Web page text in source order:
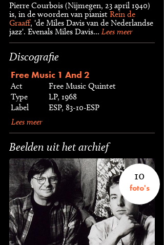
Pierre Courbois (Nijmegen, 23 april 1940)
is, in de woorden van pianist Rein de
Graaff, 'de Miles Davis van de Nederlandse
jazz'. Evenals Miles Davis... Lees meer
Discografie
Free Music 1 And 2
Act
Free Music Quintet
Type
LP, 1968
Label
ESP, 83-10-ESP
Lees meer
Beelden uit het archief
10
foto's